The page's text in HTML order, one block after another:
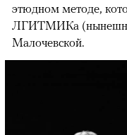
этюдном методе,
ЛГИТМИКа
Малочевской.